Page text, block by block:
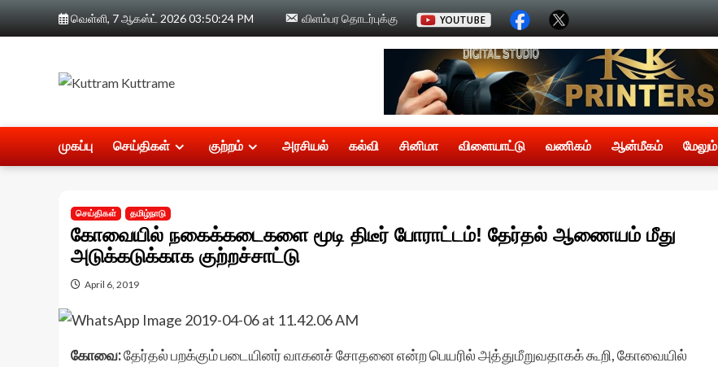
வெள்ளி, 7 ஆகஸ்ட் 202603:50:25 PM விளம்பர தொடர்புக்கு
முகப்பு செய்திகள் குற்றம் அரசியல் கல்வி சினிமா விளையாட்டு வணிகம் ஆன்மீகம் மேலும்
செய்திகள் தமிழ்நாடு
கோவையில் நகைக்கடைகளை மூடி திடீர் போராட்டம்! தேர்தல் ஆணையம் மீது
அடுக்கடுக்காக குற்றச்சாட்டு
April 6, 2019
கோவை:தேர்தல் பறக்கும் படையினர் வாகனச் சோதனை என்ற பெயரில் அத்துமீறுவதாகக் கூறி, கோவையில்